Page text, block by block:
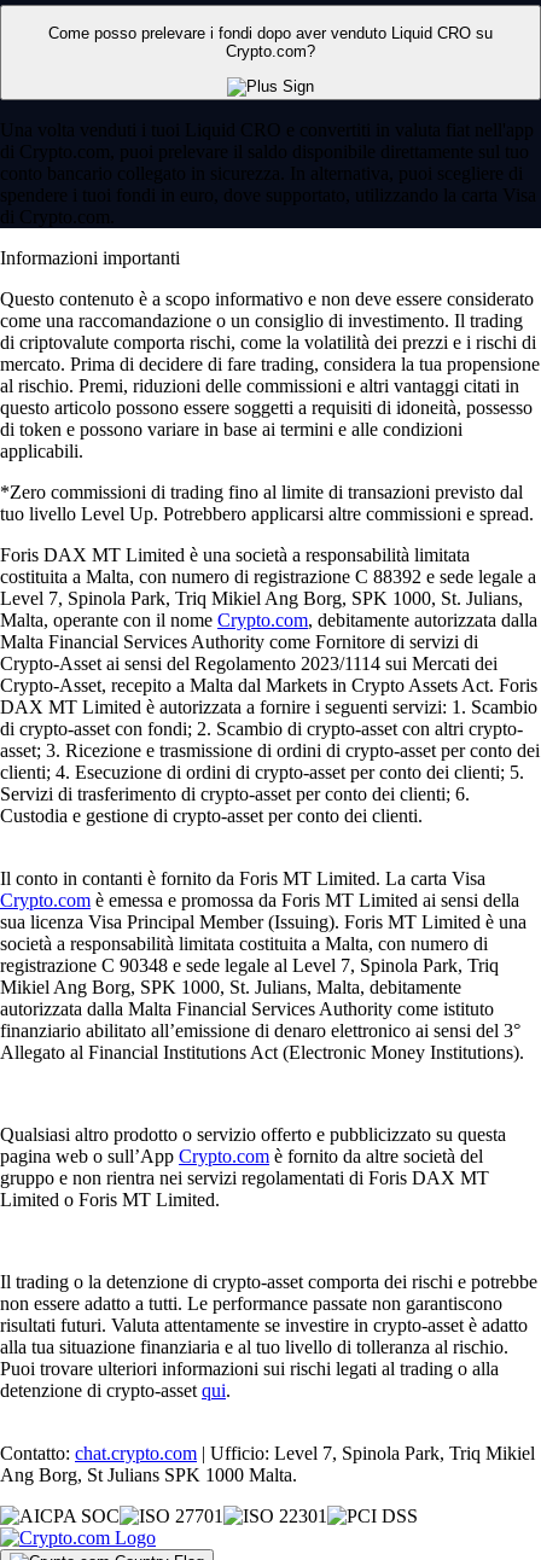
Come posso prelevare i fondi dopo aver venduto Liquid CRO su
Crypto.com?
Una volta venduti i tuoi Liquid CRO e convertiti in valuta fiat nell'app
di Crypto.com, puoi prelevare il saldo disponibile direttamente sul tuo
conto bancario collegato in sicurezza. In alternativa, puoi scegliere di
spendere i tuoi fondi in euro, dove supportato, utilizzando la carta Visa
di Crypto.com.
Informazioni importanti
Questo contenuto è a scopo informativo e non deve essere considerato
come una raccomandazione o un consiglio di investimento. Il trading
di criptovalute comporta rischi, come la volatilità dei prezzi e i rischi di
mercato. Prima di decidere di fare trading, considera la tua propensione
al rischio. Premi, riduzioni delle commissioni e altri vantaggi citati in
questo articolo possono essere soggetti a requisiti di idoneità, possesso
di token e possono variare in base ai termini e alle condizioni
applicabili.
*Zero commissioni di trading fino al limite di transazioni previsto dal
tuo livello Level Up. Potrebbero applicarsi altre commissioni e spread.
Foris DAX MT Limited è una società a responsabilità limitata
costituita a Malta, con numero di registrazione C 88392 e sede legale a
Level 7, Spinola Park, Triq Mikiel Ang Borg, SPK 1000, St. Julians,
Malta, operante con il nome Crypto.com, debitamente autorizzata dalla
Malta Financial Services Authority come Fornitore di servizi di
Crypto-Asset ai sensi del Regolamento 2023/1114 sui Mercati dei
Crypto-Asset, recepito a Malta dal Markets in Crypto Assets Act. Foris
DAX MT Limited è autorizzata a fornire i seguenti servizi: 1. Scambio
di crypto-asset con fondi; 2. Scambio di crypto-asset con altri crypto-
asset; 3. Ricezione e trasmissione di ordini di crypto-asset per conto dei
clienti; 4. Esecuzione di ordini di crypto-asset per conto dei clienti; 5.
Servizi di trasferimento di crypto-asset per conto dei clienti; 6.
Custodia e gestione di crypto-asset per conto dei clienti.
Il conto in contanti è fornito da Foris MT Limited. La carta Visa
Crypto.com è emessa e promossa da Foris MT Limited ai sensi della
sua licenza Visa Principal Member (Issuing). Foris MT Limited è una
società a responsabilità limitata costituita a Malta, con numero di
registrazione C 90348 e sede legale al Level 7, Spinola Park, Triq
Mikiel Ang Borg, SPK 1000, St. Julians, Malta, debitamente
autorizzata dalla Malta Financial Services Authority come istituto
finanziario abilitato all’emissione di denaro elettronico ai sensi del 3°
Allegato al Financial Institutions Act (Electronic Money Institutions).
Qualsiasi altro prodotto o servizio offerto e pubblicizzato su questa
pagina web o sull’App Crypto.com è fornito da altre società del
gruppo e non rientra nei servizi regolamentati di Foris DAX MT
Limited o Foris MT Limited.
Il trading o la detenzione di crypto-asset comporta dei rischi e potrebbe
non essere adatto a tutti. Le performance passate non garantiscono
risultati futuri. Valuta attentamente se investire in crypto-asset è adatto
alla tua situazione finanziaria e al tuo livello di tolleranza al rischio.
Puoi trovare ulteriori informazioni sui rischi legati al trading o alla
detenzione di crypto-asset qui.
Contatto: chat.crypto.com | Ufficio: Level 7, Spinola Park, Triq Mikiel
Ang Borg, St Julians SPK 1000 Malta.